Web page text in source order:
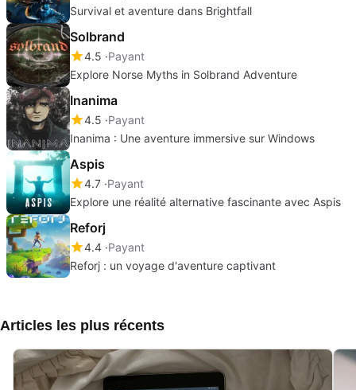
Survival et aventure dans Brightfall
Solbrand
4.5 Payant
Explore Norse Myths in Solbrand Adventure
Inanima
4.5 Payant
Inanima : Une aventure immersive sur Windows
Aspis
4.7 Payant
Explore une réalité alternative fascinante avec Aspis
Reforj
4.4 Payant
Reforj : un voyage d'aventure captivant
Articles les plus récents